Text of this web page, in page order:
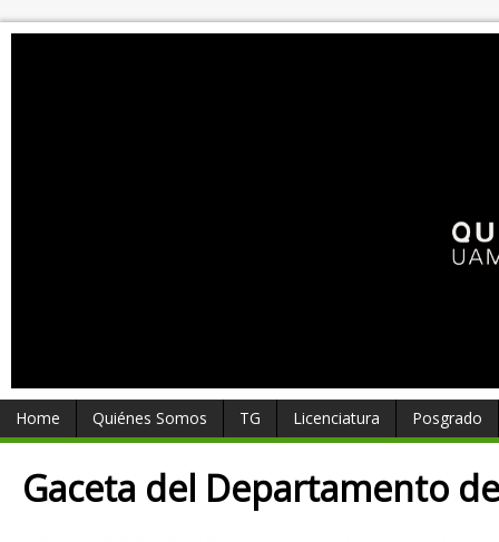
Home Quiénes Somos TG Licenciatura Posgrado
Gaceta del Departamento